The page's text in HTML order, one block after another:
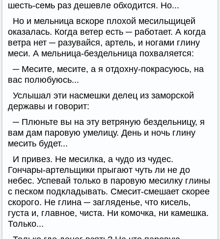
шесть-семь раз дешевле обходится. Но...
Но и мельница вскоре плохой месильщицей
оказалась. Когда ветер есть ─ работает. А когда
ветра нет ─ разувайся, артель, и ногами глину
меси. А мельница-бездельница похваляется:
─ Месите, месите, а я отдохну-покрасуюсь, на
вас полюбуюсь...
Услышал эти насмешки делец из заморской
державы и говорит:
─ Плюньте вы на эту ветряную бездельницу, я
вам дам паровую умелицу. День и ночь глину
месить будет...
И привез. Не месилка, а чудо из чудес.
Гончары-артельщики прыгают чуть ли не до
небес. Успевай только в паровую месилку глины
с песком подкладывать. Смесит-смешает скорее
скорого. Не глина ─ загляденье, что кисель,
густа и, главное, чиста. Ни комочка, ни камешка.
Только...